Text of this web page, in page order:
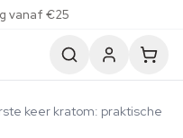
vanaf €25
keer kratom: praktische